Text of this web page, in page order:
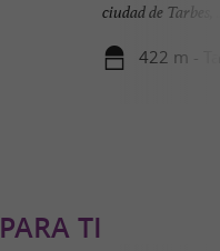
ciudad de Tarbes,
422 m -
PARA TI